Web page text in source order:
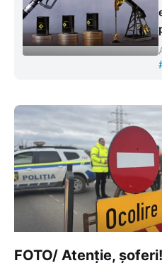
FOTO/ Atenție,